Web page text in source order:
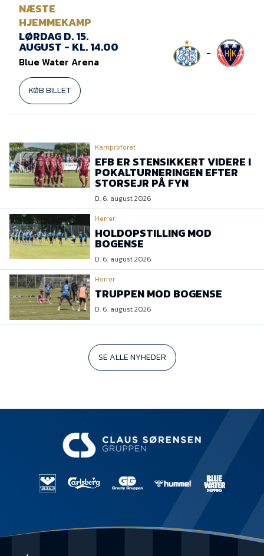
NÆSTE
HJEMMEKAMP
LØRDAG D. 15.
AUGUST - KL. 14.00
Blue Water Arena
KØB BILLET
-
Kampreferat
EFB ER STENSIKKERT VIDERE I
POKALTURNERINGEN EFTER
STORSEJR PÅ FYN
D. 6. august 2026
Herrer
HOLDOPSTILLING MOD
BOGENSE
D. 6. august 2026
Herrer
TRUPPEN MOD BOGENSE
D. 6. august 2026
SE ALLE NYHEDER